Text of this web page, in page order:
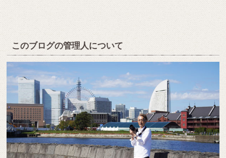
このブログの管理人について